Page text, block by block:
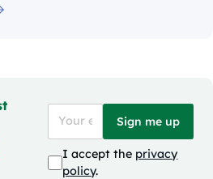
Sign me up
I accept the privacy
policy.